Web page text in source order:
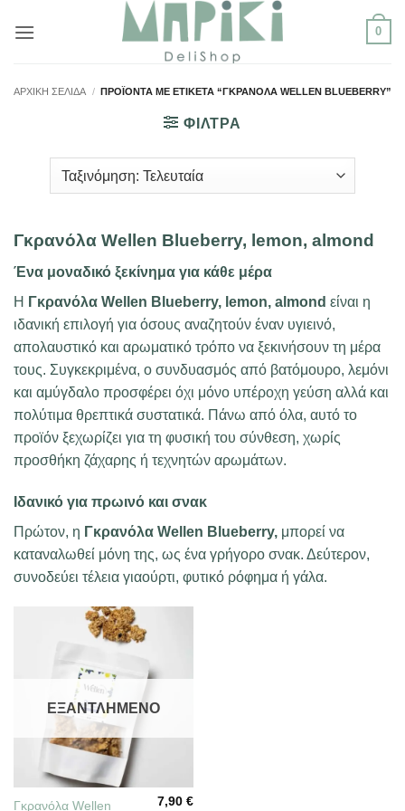
στο
0
ΑΡΧΙΚΉ ΣΕΛΊΔΑ / ΠΡΟΪΌΝΤΑ ΜΕ ΕΤΙΚΈΤΑ “ΓΚΡΑΝΌΛΑ WELLEN BLUEBERRY”
ΦΙΛΤΡΑ
Γκρανόλα Wellen Blueberry, lemon, almond
Ένα μοναδικό ξεκίνημα για κάθε μέρα
Η Γκρανόλα Wellen Blueberry, lemon, almond είναι η
ιδανική επιλογή για όσους αναζητούν έναν υγιεινό,
απολαυστικό και αρωματικό τρόπο να ξεκινήσουν τη μέρα
τους. Συγκεκριμένα, ο συνδυασμός από βατόμουρο, λεμόνι
και αμύγδαλο προσφέρει όχι μόνο υπέροχη γεύση αλλά και
πολύτιμα θρεπτικά συστατικά. Πάνω από όλα, αυτό το
προϊόν ξεχωρίζει για τη φυσική του σύνθεση, χωρίς
προσθήκη ζάχαρης ή τεχνητών αρωμάτων.
Ιδανικό για πρωινό και σνακ
Πρώτον, η Γκρανόλα Wellen Blueberry, μπορεί να
καταναλωθεί μόνη της, ως ένα γρήγορο σνακ. Δεύτερον,
συνοδεύει τέλεια γιαούρτι, φυτικό ρόφημα ή γάλα.
ΕΞΑΝΤΛΗΜΈΝΟ
Γκρανόλα Wellen 7,90€